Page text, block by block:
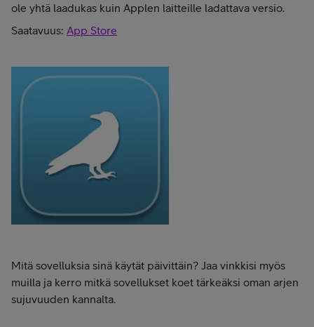
ole yhtä laadukas kuin Applen laitteille ladattava versio.
Saatavuus: App Store
Mitä sovelluksia sinä käytät päivittäin? Jaa vinkkisi myös
muilla ja kerro mitkä sovellukset koet tärkeäksi oman arjen
sujuvuuden kannalta.